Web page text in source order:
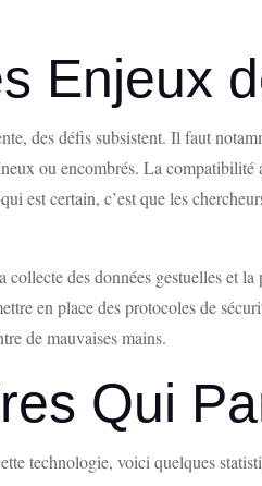
Enjeux
des défis subsistent. Il faut
ou encombrés. La
est certain, c’est que les
des données gestuelles et
en place des protocoles de
de mauvaises mains.
Qui
technologie, voici quelques